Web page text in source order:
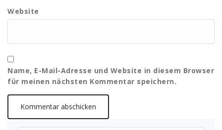
Website
Name, E-Mail-Adresse und Website in diesem Browser
für meinen nächsten Kommentar speichern.